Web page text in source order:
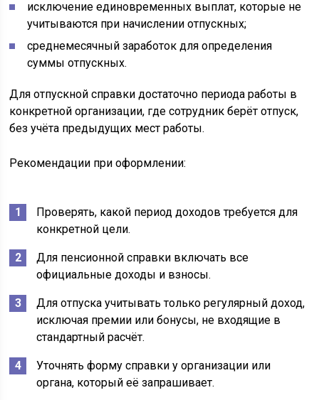
исключение единовременных выплат, которые не
учитываются при начислении отпускных;
среднемесячный заработок для определения
суммы отпускных.
Для отпускной справки достаточно периода работы в
конкретной организации, где сотрудник берёт отпуск,
без учёта предыдущих мест работы.
Рекомендации при оформлении:
Проверять, какой период доходов требуется для
конкретной цели.
Для пенсионной справки включать все
официальные доходы и взносы.
Для отпуска учитывать только регулярный доход,
исключая премии или бонусы, не входящие в
стандартный расчёт.
Уточнять форму справки у организации или
органа, который её запрашивает.